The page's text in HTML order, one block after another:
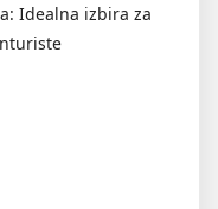
Idealna izbira za